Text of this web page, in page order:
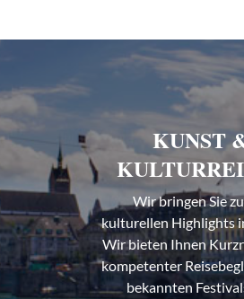
KUNST
Wir bringen Sie
kulturellen Highlights
Wir bieten Ihnen
kompetenter
bekannten